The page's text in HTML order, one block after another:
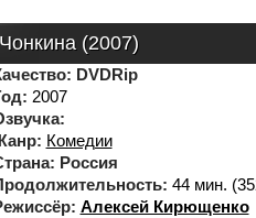
(2007)
DVDRip
2007
Комедии
Россия
44 мин.
Алексей Кирющенко